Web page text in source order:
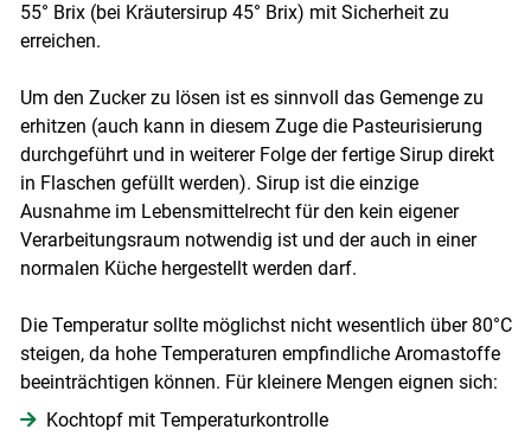
55° Brix (bei Kräutersirup 45° Brix) mit Sicherheit zu
erreichen.
Um den Zucker zu lösen ist es sinnvoll das Gemenge zu
erhitzen (auch kann in diesem Zuge die Pasteurisierung
durchgeführt und in weiterer Folge der fertige Sirup direkt
in Flaschen gefüllt werden). Sirup ist die einzige
Ausnahme im Lebensmittelrecht für den kein eigener
Verarbeitungsraum notwendig ist und der auch in einer
normalen Küche hergestellt werden darf.
Die Temperatur sollte möglichst nicht wesentlich über 80°C
steigen, da hohe Temperaturen empfindliche Aromastoffe
beeinträchtigen können. Für kleinere Mengen eignen sich:
Kochtopf mit Temperaturkontrolle